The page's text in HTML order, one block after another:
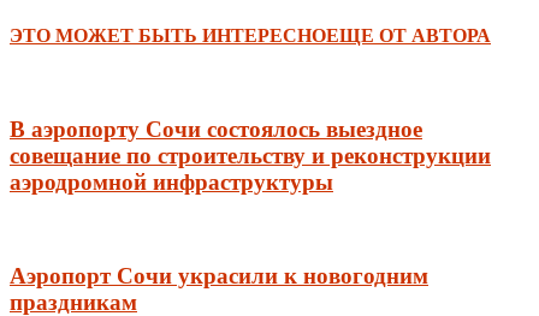
ЭТО МОЖЕТ БЫТЬ ИНТЕРЕСНОЕЩЕ ОТ АВТОРА
В аэропорту Сочи состоялось выездное
совещание по строительству и реконструкции
аэродромной инфраструктуры
Аэропорт Сочи украсили к новогодним
праздникам